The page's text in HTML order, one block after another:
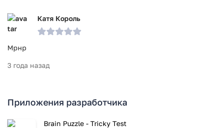
Катя Король
Мрнр
3 года назад
Приложения разработчика
Brain Puzzle - Tricky Test